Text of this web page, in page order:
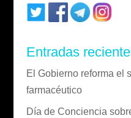
Entradas
El Gobierno reforma el
farmacéutico
Día de Conciencia